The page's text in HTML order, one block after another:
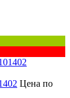
Цена по